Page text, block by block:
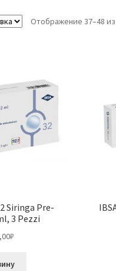
Отображение 37–48
Siringa Pre-
3 Pezzi
₽